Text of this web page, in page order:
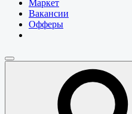
Маркет
Вакансии
Офферы